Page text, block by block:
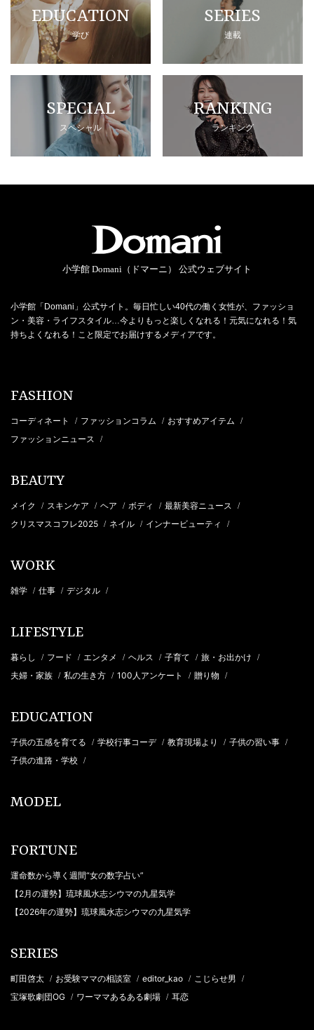
EDUCATION
学び
SERIES
連載
SPECIAL
スペシャル
RANKING
ランキング
小学館 Domani（ドマーニ） 公式ウェブサイト
小学館「Domani」公式サイト。毎日忙しい40代の働く女性が、ファッショ
ン・美容・ライフスタイル…今よりもっと楽しくなれる！元気になれる！気
持ちよくなれる！こと限定でお届けするメディアです。
FASHION
コーディネート / ファッションコラム / おすすめアイテム /
ファッションニュース /
BEAUTY
メイク / スキンケア / ヘア / ボディ / 最新美容ニュース /
クリスマスコフレ2025 / ネイル / インナービューティ /
WORK
雑学 / 仕事 / デジタル /
LIFESTYLE
暮らし / フード / エンタメ / ヘルス / 子育て / 旅・お出かけ /
夫婦・家族 / 私の生き方 / 100人アンケート / 贈り物 /
EDUCATION
子供の五感を育てる / 学校行事コーデ / 教育現場より / 子供の習い事 /
子供の進路・学校 /
MODEL
FORTUNE
運命数から導く週間“女の数字占い”
【2月の運勢】琉球風水志シウマの九星気学
【2026年の運勢】琉球風水志シウマの九星気学
SERIES
町田啓太 / お受験ママの相談室 / editor_kao / こじらせ男 /
宝塚歌劇団OG / ワーママあるある劇場 / 耳恋